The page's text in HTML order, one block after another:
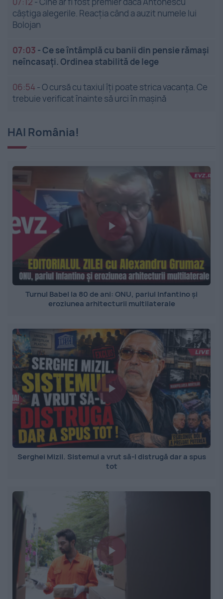
câștiga alegerile. Reacția când a auzit numele lui
Bolojan
07:03 -Ce se întâmplă cu banii din pensie rămași
neîncasați. Ordinea stabilită de lege
06:54 -O cursă cu taxiul îți poate strica vacanța. Ce
trebuie verificat înainte să urci în mașină
HAI România!
Turnul Babel la 80 de ani: ONU, pariul Infantino și
eroziunea arhitecturii multilaterale
Serghei Mizil. Sistemul a vrut să-l distrugă dar a spus
tot